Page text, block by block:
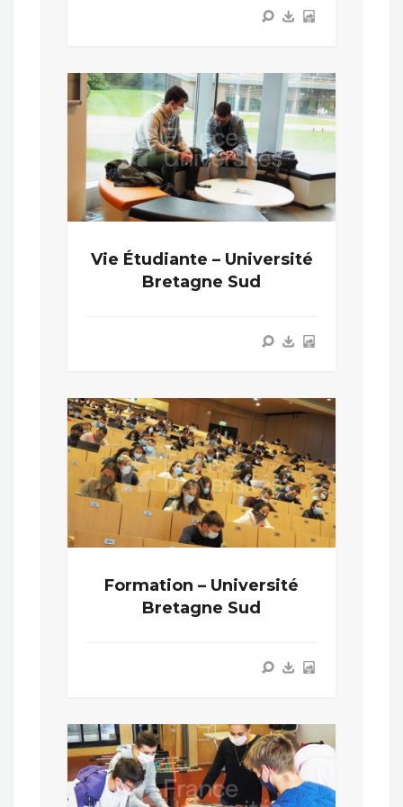
Vie Étudiante – Université
Bretagne Sud
Formation – Université
Bretagne Sud